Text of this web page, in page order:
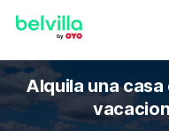
Alquila una